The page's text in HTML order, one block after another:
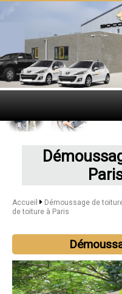
Accueil Démoussage de
de toiture à Paris